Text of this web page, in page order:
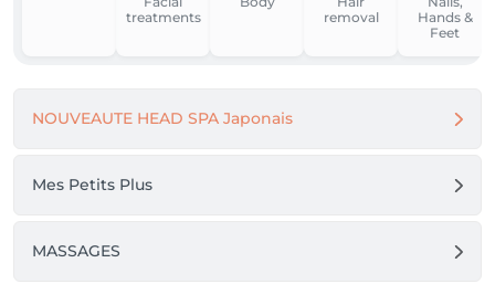
sera mis en place pour toute réservation à partir du
suit:
treatments
removal
Hands &
Feet
NOUVEAUTE HEAD SPA Japonais
Mes Petits Plus
MASSAGES